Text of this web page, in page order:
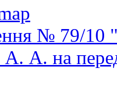
№ 79/10
А. на